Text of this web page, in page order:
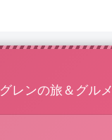
グレンの旅＆グルメ